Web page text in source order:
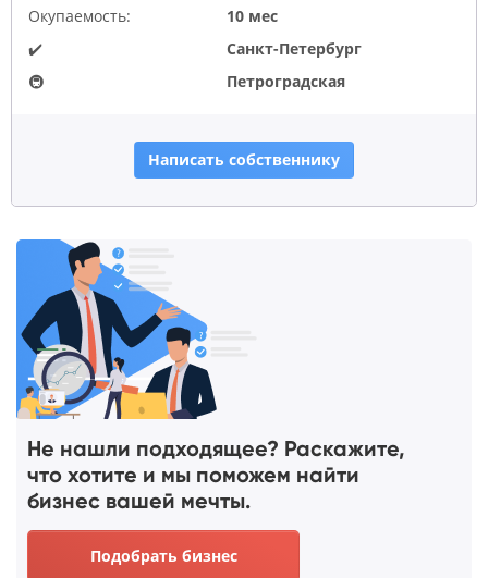
Окупаемость:
10 мес
✔️
Санкт-Петербург
🚇
Петроградская
Написать собственнику
Не нашли подходящее? Раскажите,
что хотите и мы поможем найти
бизнес вашей мечты.
Подобрать бизнес